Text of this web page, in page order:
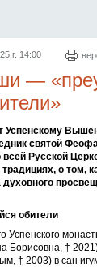
г. 14:00
—
Успенскому
святой
всей Русской
о том,
духовного
обители
Борисовна, †
† 2003) в сан